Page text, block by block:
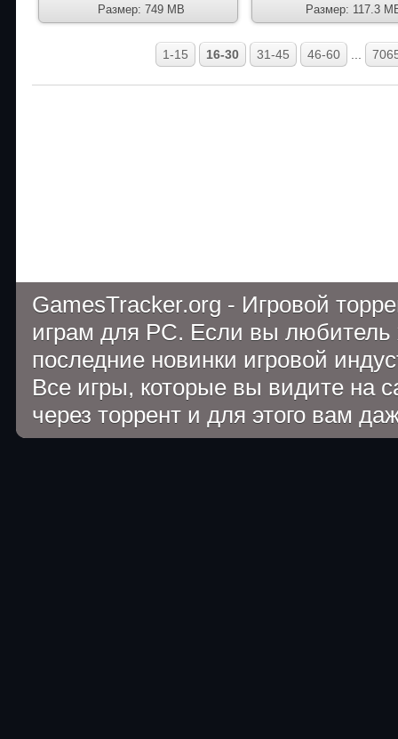
Размер: 749 MB
Размер: 117.3
1-15 16-30 31-45 46-60
GamesTracker.org - Игровой
играм для PC. Если вы
последние новинки игровой
Все игры, которые вы видите на
через торрент и для этого вам